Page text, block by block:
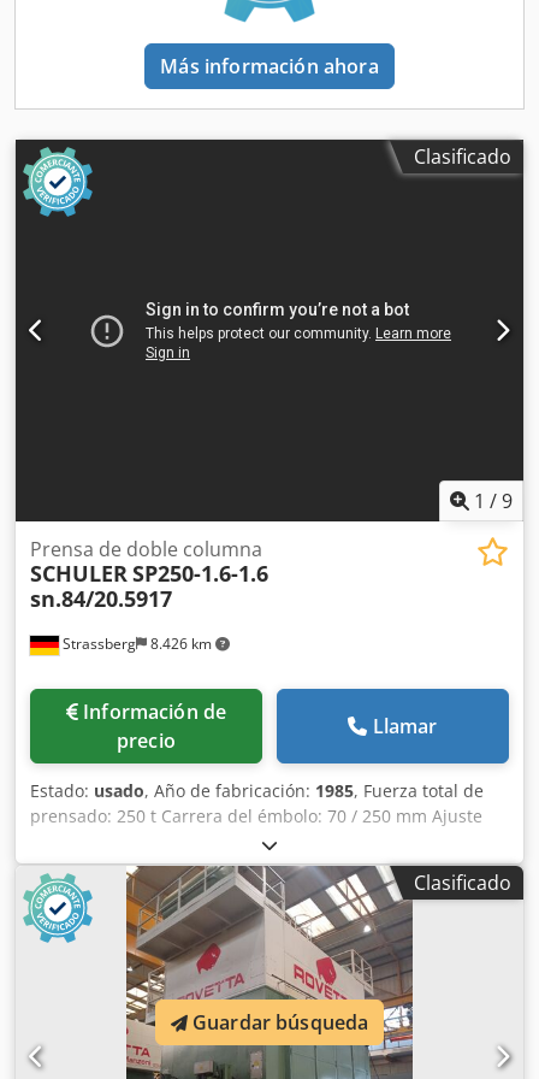
eléctricaControl SIEMENS S7Manejo con dos manos
Equipo adicional automatización Máquina enderezadora
Schleicher (650 mm, máx. 2,0 mm) Desenrolladora Wanzke
(máx. 6t) Alimentación Helmerding (600 mm, 0,6 - 6,0 mm)
Más información ahora
Clasificado
1 /9
Strassberg 8.426 km
Prensa de doble columna
SCHULERSP250-1.6-1.6
sn.84/20.5917
Información de
precio
Llamar
Estado: usado, Año de fabricación: 1985, Fuerza total de
prensado: 250 t Carrera del émbolo: 70 / 250 mm Ajuste
del émbolo: 160 mm Eyector en el émbolo: 20 t Carrera del
eyector en el émbolo: 10 mm Altura de montaje (carrera
abajo, ajuste arriba): 520 mm Distancia lateral entre
columnas: 1.300 mm Superficie de sujeción de la mesa
aprox.: 1.600 x 1.600 mm Superficie de sujeción del émbolo
aprox.: 1.600 x 1.600 mm Número de carreras por minuto:
0 - 50 min⁻¹ Potencia requerida: 33 kW Altura sobre el
suelo aprox.: 5.500 mm Peso de la máquina aprox.: 58 t
Avance por rodillos Ancho de banda: 1.250 mm Espesor
máx. de banda: 0,3 - 1,6 mm Control: Siemens S7
Clasificado
Guardar búsqueda